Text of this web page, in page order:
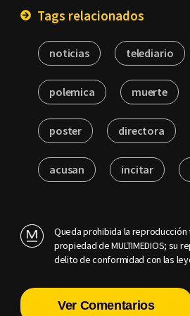
Tags relacionados
noticias telediario
polemica muerte
poster directora
acusan incitar
Queda prohibida la
propiedad de MULTIMEDIOS; su
delito de conformidad con las
Ver Comentarios